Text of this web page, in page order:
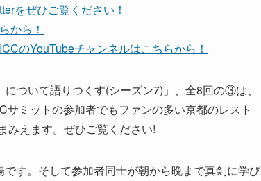
をぜひご覧ください！
から！
のYouTubeチャンネルはこちらから！
ついて語りつくす(シーズン7)」、全8回の③は、
ミットの参加者でもファンの多い京都のレスト
みえます。ぜひご覧ください!
す。そして参加者同士が朝から晩まで真剣に学び